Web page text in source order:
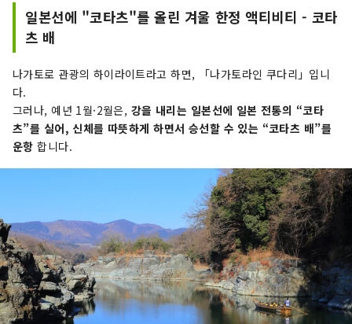
일본선에 "코타츠"를 올린 겨울 한정 액티비티 - 코타
츠 배
나가토로 관광의 하이라이트라고 하면, 「나가토라인 쿠다리」입니
다.
그러나, 예년 1월·2월은, 강을 내리는 일본선에 일본 전통의 “코타
츠”를 실어, 신체를 따뜻하게 하면서 승선할 수 있는 “코타츠 배”를
운항 합니다.